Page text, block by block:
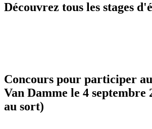
Découvrez tous les stages
Concours pour participer
Van Damme le 4 septembre
au sort)